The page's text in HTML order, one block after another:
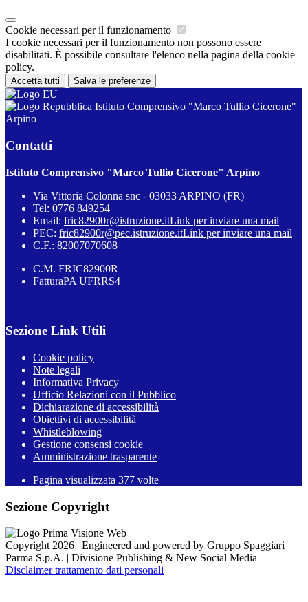
Cookie necessari per il funzionamento
I cookie necessari per il funzionamento non possono essere
disabilitati. È possibile consultare l'elenco nella pagina della cookie
policy.
Accetta tutti Salva le preferenze
Istituto Comprensivo "Marco Tullio Cicerone"
Arpino
Contatti
Istituto Comprensivo "Marco Tullio Cicerone" Arpino
Via Vittoria Colonna snc - 03033 ARPINO (FR)
Tel: 0776 849254
Email: fric82900r@istruzione.itLink per inviare una mail
PEC: fric82900r@pec.istruzione.itLink per inviare una mail
C.F.: 82007070608
C.M. FRIC82900R
FatturaPA UFRRS4
Sezione Link Utili
Cookie policy
Note legali
Informativa Privacy
Ufficio Relazioni con il Pubblico
Dichiarazione di accessibilità
Obiettivi di accessibilità
Whistleblowing
Gestione consensi cookie
Amministrazione trasparente
Pagina visualizzata 377 volte
Sezione Copyright
Copyright 2026 | Engineered and powered by Gruppo Spaggiari
Parma S.p.A. | Divisione Publishing & New Social Media
Disclaimer trattamento dati personali